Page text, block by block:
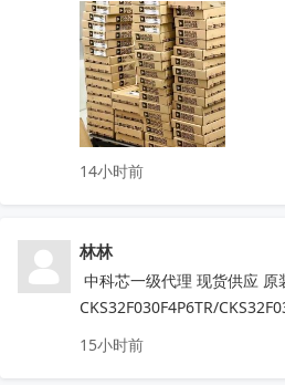
STM8S005K6T6
STM8L052R8T6
STM8S103F3P6TR
TDA7786  TDA7786TR
TDA7708CB  TDA7708LX
TDA7708CBTR  TDA75610S-
TDA7708LX52
N32G030C8L7  QN8035-
MX25L6433FM2I-08G
K4B4G1646E-BYK0
IRFB4227  CS75823
PT16556-LQ  LV5683P-E
14小时前
林林
CKS32F030F4P6TR/
15小时前